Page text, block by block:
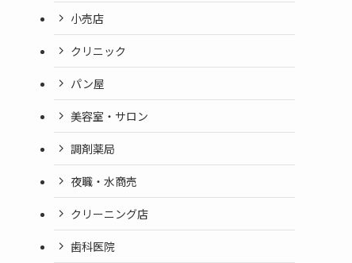
小売店
クリニック
パン屋
美容室・サロン
調剤薬局
夜職・水商売
クリーニング店
歯科医院